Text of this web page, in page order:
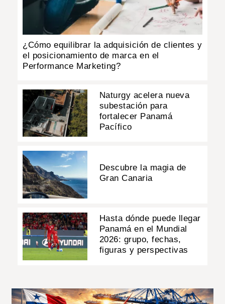
¿Cómo equilibrar la adquisición de clientes y
el posicionamiento de marca en el
Performance Marketing?
Naturgy acelera nueva
subestación para
fortalecer Panamá
Pacífico
Descubre la magia de
Gran Canaria
Hasta dónde puede llegar
Panamá en el Mundial
2026: grupo, fechas,
figuras y perspectivas